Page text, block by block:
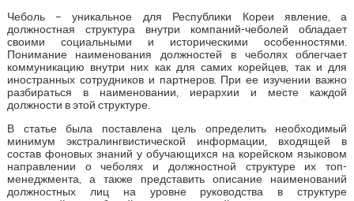
Чеболь – уникальное для Республики Кореи явление, а
должностная структура внутри компаний-чеболей обладает
своими социальными и историческими особенностями.
Понимание наименования должностей в чеболях облегчает
коммуникацию внутри них как для самих корейцев, так и для
иностранных сотрудников и партнеров. При ее изучении важно
разбираться в наименовании, иерархии и месте каждой
должности в этой структуре.
В статье была поставлена цель определить необходимый
минимум экстралингвистической информации, входящей в
состав фоновых знаний у обучающихся на корейском языковом
направлении о чеболях и должностной структуре их топ-
менеджмента, а также представить описание наименований
должностных лиц на уровне руководства в структуре